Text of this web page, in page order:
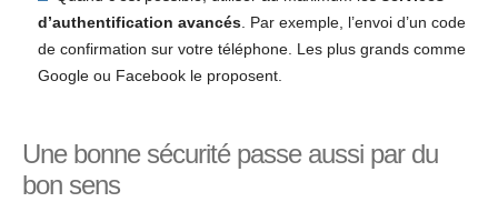
d’authentification avancés. Par exemple, l’envoi d’un code
de confirmation sur votre téléphone. Les plus grands comme
Google ou Facebook le proposent.
Une bonne sécurité passe aussi par du
bon sens